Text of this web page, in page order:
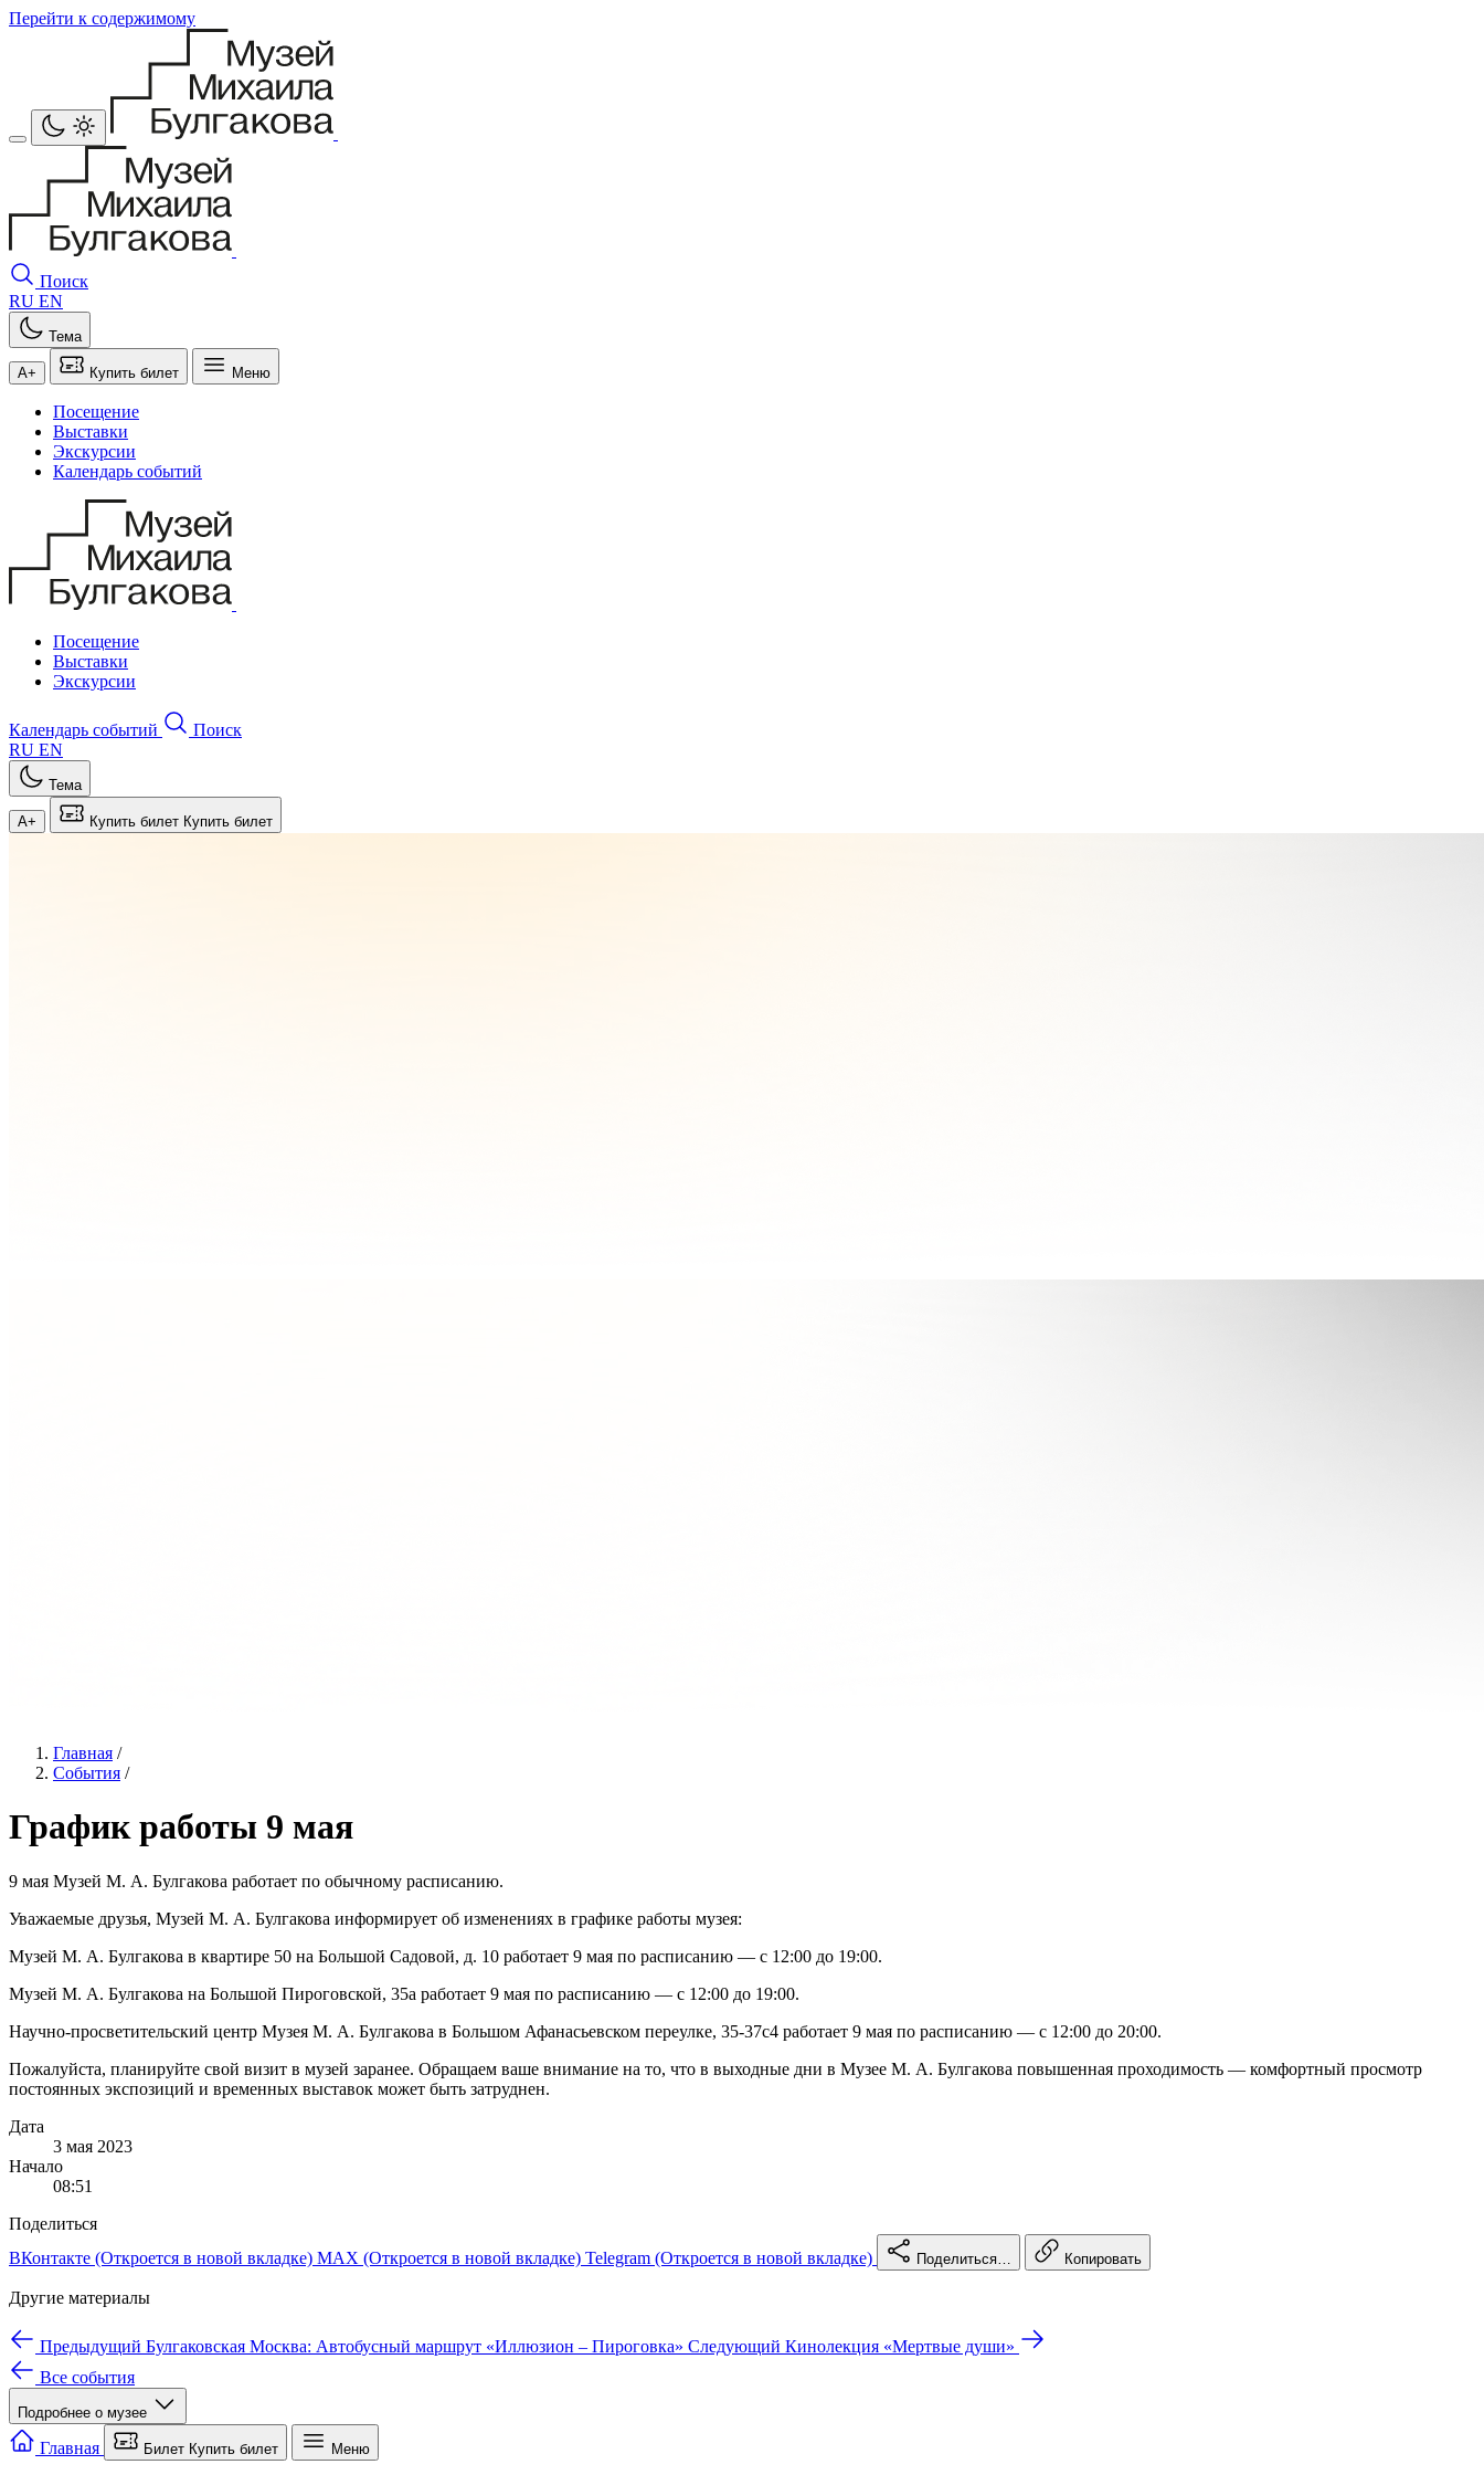
Перейти к содержимому
Поиск
RU EN
Тема
A+ Купить билет Меню
Посещение
Выставки
Экскурсии
Календарь событий
Посещение
Выставки
Экскурсии
Календарь событий
Поиск
RU EN
Тема
A+ Купить билет Купить билет
Главная /
События /
График работы 9 мая
9 мая Музей М. А. Булгакова работает по обычному расписанию.
Уважаемые друзья, Музей М. А. Булгакова информирует об изменениях в графике работы музея:
Музей М. А. Булгакова в квартире 50 на Большой Садовой, д. 10 работает 9 мая по расписанию — с 12:00 до 19:00.
Музей М. А. Булгакова на Большой Пироговской, 35а работает 9 мая по расписанию — с 12:00 до 19:00.
Научно‑просветительский центр Музея М. А. Булгакова в Большом Афанасьевском переулке, 35-37с4 работает 9 мая по расписанию — с 12:00 до 20:00.
Пожалуйста, планируйте свой визит в музей заранее. Обращаем ваше внимание на то, что в выходные дни в Музее М. А. Булгакова повышенная проходимость — комфортный просмотр
постоянных экспозиций и временных выставок может быть затруднен.
Дата
3 мая 2023
Начало
08:51
Поделиться
ВКонтакте (Откроется в новой вкладке) MAX (Откроется в новой вкладке) Telegram (Откроется в новой вкладке) Поделиться… Копировать
Другие материалы
Предыдущий Булгаковская Москва: Автобусный маршрут «Иллюзион – Пироговка» Следующий Кинолекция «Мертвые души»
Все события
Подробнее о музее
Мы используем cookie для работы сайта и аналитики.